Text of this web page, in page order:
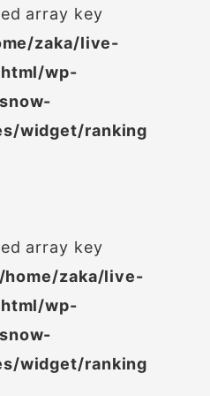
array key
zaka/live-
wp-
widget/ranking
array key
/home/zaka/live-
wp-
widget/ranking